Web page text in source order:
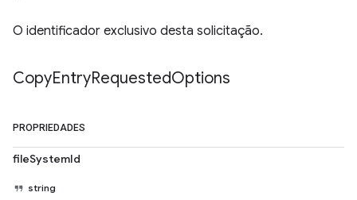
O identificador exclusivo desta solicitação.
CopyEntryRequestedOptions
PROPRIEDADES
fileSystemId
string